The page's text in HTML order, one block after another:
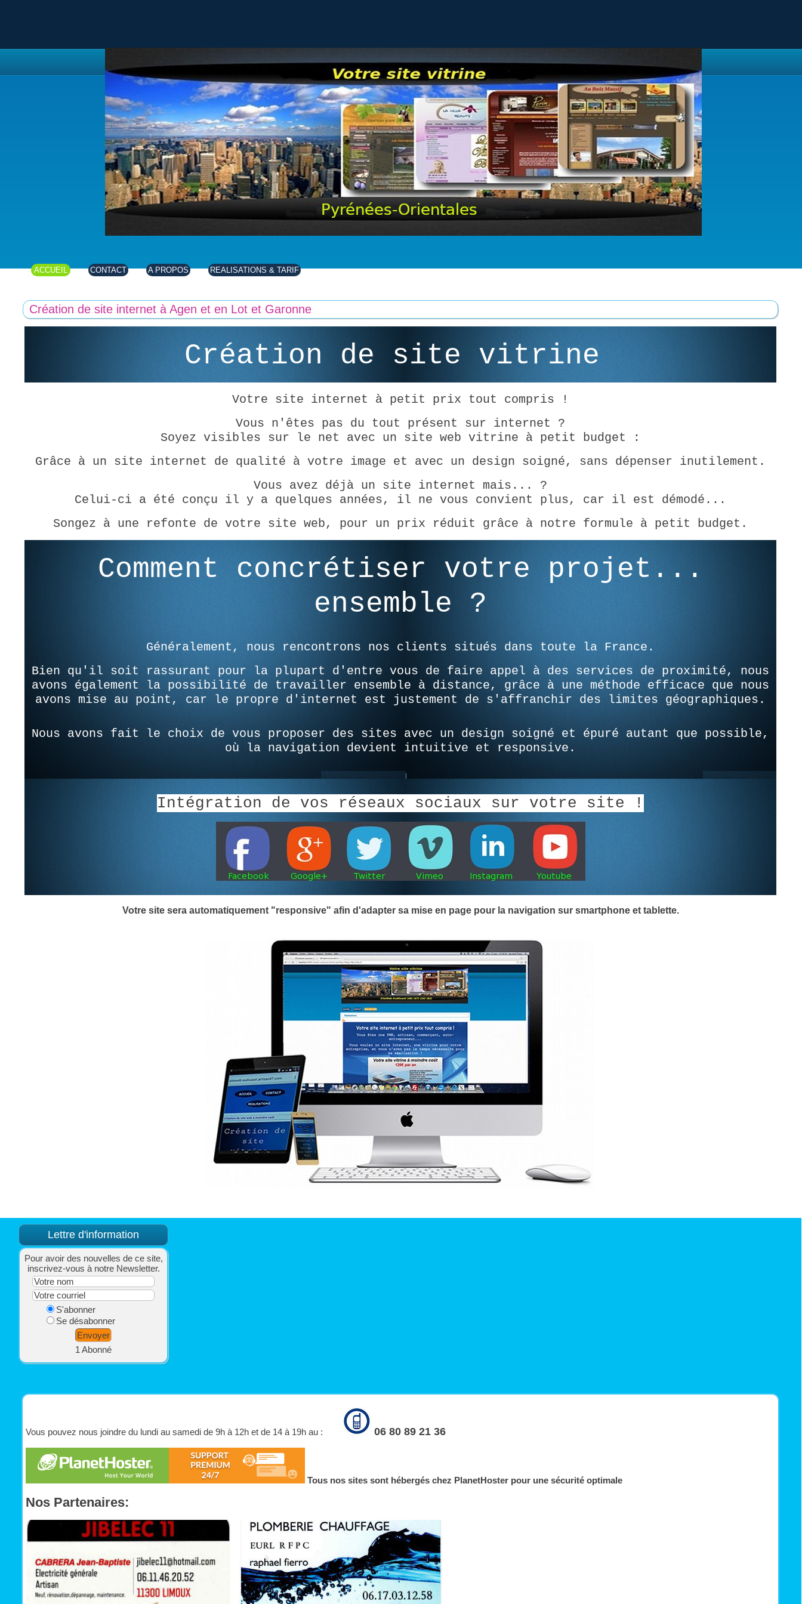
ACCUEIL CONTACT A PROPOS REALISATIONS & TARIF
Création de site internet à Agen et en Lot et Garonne
Création de site vitrine
Votre site internet à petit prix tout compris !
Vous n'êtes pas du tout présent sur internet ?
Soyez visibles sur le net avec un site web vitrine à petit budget :
Grâce à un site internet de qualité à votre image et avec un design soigné, sans dépenser inutilement.
Vous avez déjà un site internet mais... ?
Celui-ci a été conçu il y a quelques années, il ne vous convient plus, car il est démodé...
Songez à une refonte de votre site web, pour un prix réduit grâce à notre formule à petit budget.
Comment concrétiser votre projet...
ensemble ?
Généralement, nous rencontrons nos clients situés dans toute la France.
Bien qu'il soit rassurant pour la plupart d'entre vous de faire appel à des services de proximité, nous
avons également la possibilité de travailler ensemble à distance, grâce à une méthode efficace que nous
avons mise au point, car le propre d'internet est justement de s'affranchir des limites géographiques.
Nous avons fait le choix de vous proposer des sites avec un design soigné et épuré autant que possible,
où la navigation devient intuitive et responsive.
Intégration de vos réseaux sociaux sur votre site !
Votre site sera automatiquement "responsive" afin d'adapter sa mise en page pour la navigation sur smartphone et tablette.
Lettre d'information
Pour avoir des nouvelles de ce site,
inscrivez-vous à notre Newsletter.
S'abonner
Se désabonner
Envoyer
1 Abonné
Vous pouvez nous joindre du lundi au samedi de 9h à 12h et de 14 à 19h au : 06 80 89 21 36
Tous nos sites sont hébergés chez PlanetHoster pour une sécurité optimale
Nos Partenaires: